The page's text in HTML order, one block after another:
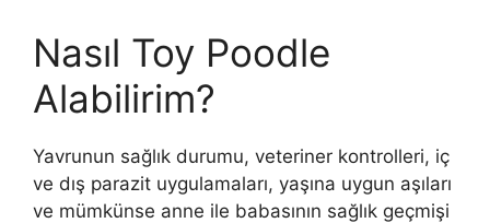
Nasıl Toy Poodle
Alabilirim?
Yavrunun sağlık durumu, veteriner kontrolleri, iç
ve dış parazit uygulamaları, yaşına uygun aşıları
ve mümkünse anne ile babasının sağlık geçmişi